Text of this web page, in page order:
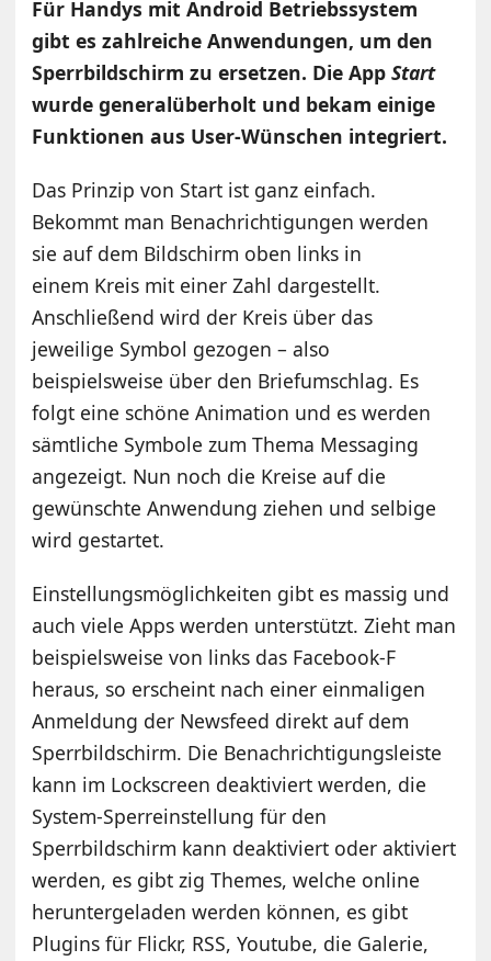
Für Handys mit Android Betriebssystem
gibt es zahlreiche Anwendungen, um den
Sperrbildschirm zu ersetzen. Die AppStart
wurde generalüberholt und bekam einige
Funktionen aus User-Wünschen integriert.
Das Prinzip von Start ist ganz einfach.
Bekommt man Benachrichtigungen werden
sie auf dem Bildschirm oben links in
einem Kreis mit einer Zahl dargestellt.
Anschließend wird der Kreis über das
jeweilige Symbol gezogen – also
beispielsweise über den Briefumschlag. Es
folgt eine schöne Animation und es werden
sämtliche Symbole zum Thema Messaging
angezeigt. Nun noch die Kreise auf die
gewünschte Anwendung ziehen und selbige
wird gestartet.
Einstellungsmöglichkeiten gibt es massig und
auch viele Apps werden unterstützt. Zieht man
beispielsweise von links das Facebook-F
heraus, so erscheint nach einer einmaligen
Anmeldung der Newsfeed direkt auf dem
Sperrbildschirm. Die Benachrichtigungsleiste
kann im Lockscreen deaktiviert werden, die
System-Sperreinstellung für den
Sperrbildschirm kann deaktiviert oder aktiviert
werden, es gibt zig Themes, welche online
heruntergeladen werden können, es gibt
Plugins für Flickr, RSS, Youtube, die Galerie,